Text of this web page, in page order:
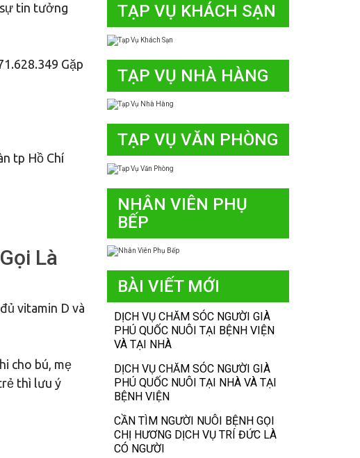
tin tưởng
Gặp
tp Hồ Chí
Là
vitamin D và
cho bú, mẹ
thì lưu ý
TẠP VỤ KHÁCH SẠN
TẠP VỤ NHÀ HÀNG
TẠP VỤ VĂN PHÒNG
NHÂN VIÊN PHỤ
BẾP
BÀI VIẾT MỚI
DỊCH VỤ CHĂM SÓC NGƯỜI GIÀ
PHÚ QUỐC NUÔI TẠI BỆNH VIỆN
VÀ TẠI NHÀ
DỊCH VỤ CHĂM SÓC NGƯỜI GIÀ
PHÚ QUỐC NUÔI TẠI NHÀ VÀ TẠI
BỆNH VIỆN
CẦN TÌM NGƯỜI NUÔI BỆNH GỌI
CHỊ HƯƠNG DỊCH VỤ TRÍ ĐỨC LÀ
CÓ NGƯỜI